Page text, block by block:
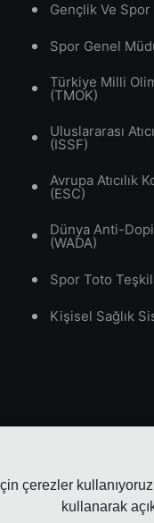
çerezler
kullanarak
Gençlik Ve Spor
Spor Genel
Türkiye Milli
(TMOK)
Uluslararası
(ISSF)
Avrupa Atıcılık
(ESC)
Dünya Anti-
(WADA)
Spor Toto
Kişisel Sağlık